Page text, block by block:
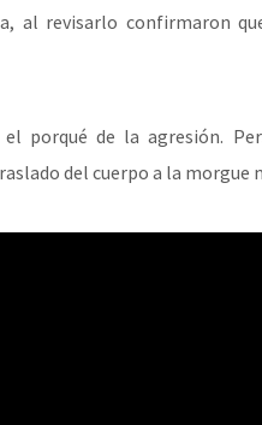
al revisarlo confirmaron
porqué de la agresión.
del cuerpo a la